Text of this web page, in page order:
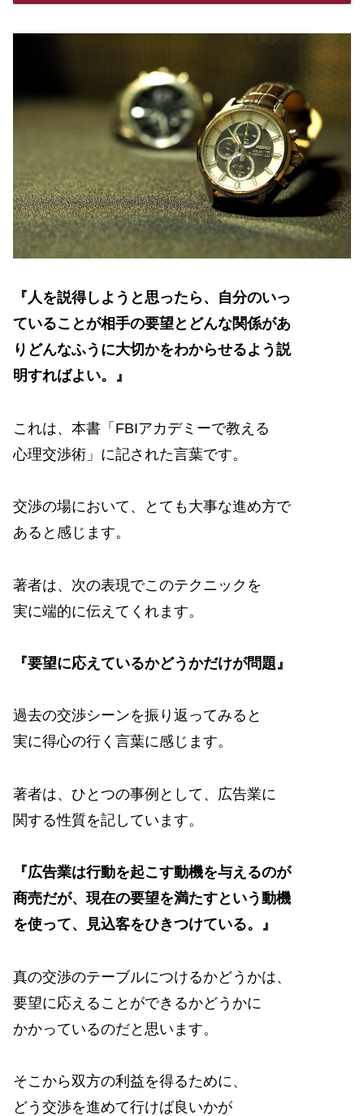
『人を説得しようと思ったら、自分のいっ
ていることが相手の要望とどんな関係があ
りどんなふうに大切かをわからせるよう説
明すればよい。』
これは、本書「FBIアカデミーで教える
心理交渉術」に記された言葉です。
交渉の場において、とても大事な進め方で
あると感じます。
著者は、次の表現でこのテクニックを
実に端的に伝えてくれます。
『要望に応えているかどうかだけが問題』
過去の交渉シーンを振り返ってみると
実に得心の行く言葉に感じます。
著者は、ひとつの事例として、広告業に
関する性質を記しています。
『広告業は行動を起こす動機を与えるのが
商売だが、現在の要望を満たすという動機
を使って、見込客をひきつけている。』
真の交渉のテーブルにつけるかどうかは、
要望に応えることができるかどうかに
かかっているのだと思います。
そこから双方の利益を得るために、
どう交渉を進めて行けば良いかが